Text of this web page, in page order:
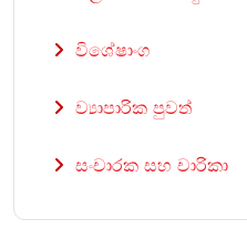
විශේෂාංග
ව්‍යාපාරික පුවත්
සංචාරක සහ චාරිකා